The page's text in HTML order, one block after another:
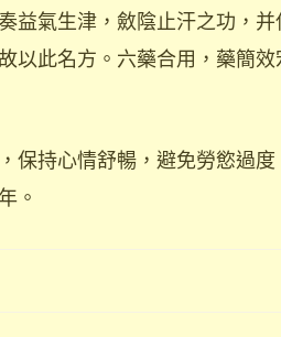
益氣生津，斂陰止汗之功，
以此名方。六藥合用，藥簡
保持心情舒暢，避免勞慾過
。